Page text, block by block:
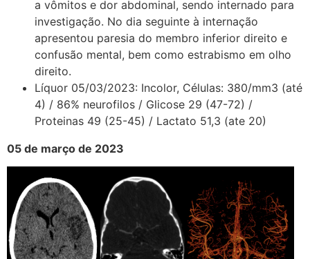
a vômitos e dor abdominal, sendo internado para
investigação. No dia seguinte à internação
apresentou paresia do membro inferior direito e
confusão mental, bem como estrabismo em olho
direito.
Líquor 05/03/2023: Incolor, Células: 380/mm3 (até
4) / 86% neurofilos / Glicose 29 (47-72) /
Proteinas 49 (25-45) / Lactato 51,3 (ate 20)
05 de março de 2023